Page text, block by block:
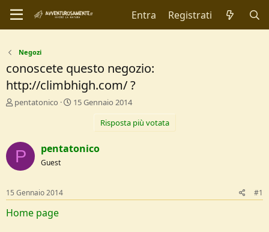
Entra Registrati
Negozi
conoscete questo negozio:
http://climbhigh.com/ ?
C
t
o
r
D
i
s
pentatonico
D
d
i
z
15 Gennaio 2014
Risposta più votata
P pentatonico
Guest
15 Gennaio 2014 #1
Home page